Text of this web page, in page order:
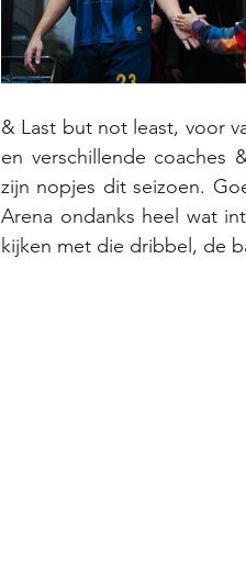
& Last but not least, voor
en verschillende coaches
zijn nopjes dit seizoen.
Arena ondanks heel wat
kijken met die dribbel, de